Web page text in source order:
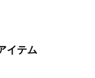
イテム